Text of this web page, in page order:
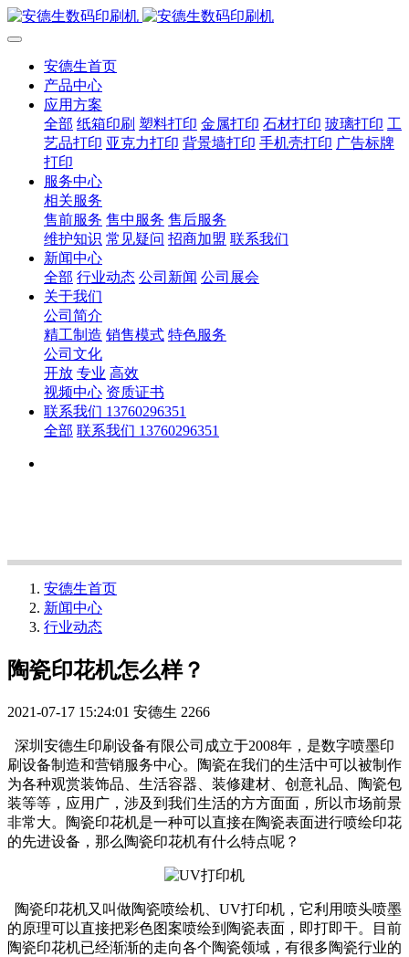
安德生首页
产品中心
应用方案
全部 纸箱印刷 塑料打印 金属打印 石材打印 玻璃打印 工
艺品打印 亚克力打印 背景墙打印 手机壳打印 广告标牌
打印
服务中心
相关服务
售前服务 售中服务 售后服务
维护知识 常见疑问 招商加盟 联系我们
新闻中心
全部 行业动态 公司新闻 公司展会
关于我们
公司简介
精工制造 销售模式 特色服务
公司文化
开放 专业 高效
视频中心 资质证书
联系我们 13760296351
全部 联系我们 13760296351
安德生首页
新闻中心
行业动态
陶瓷印花机怎么样？
2021-07-17 15:24:01 安德生 2266
深圳安德生印刷设备有限公司成立于2008年，是数字喷墨印
刷设备制造和营销服务中心。陶瓷在我们的生活中可以被制作
为各种观赏装饰品、生活容器、装修建材、创意礼品、陶瓷包
装等等，应用广，涉及到我们生活的方方面面，所以市场前景
非常大。陶瓷印花机是一种可以直接在陶瓷表面进行喷绘印花
的先进设备，那么陶瓷印花机有什么特点呢？
陶瓷印花机又叫做陶瓷喷绘机、UV打印机，它利用喷头喷墨
的原理可以直接把彩色图案喷绘到陶瓷表面，即打即干。目前
陶瓷印花机已经渐渐的走向各个陶瓷领域，有很多陶瓷行业的